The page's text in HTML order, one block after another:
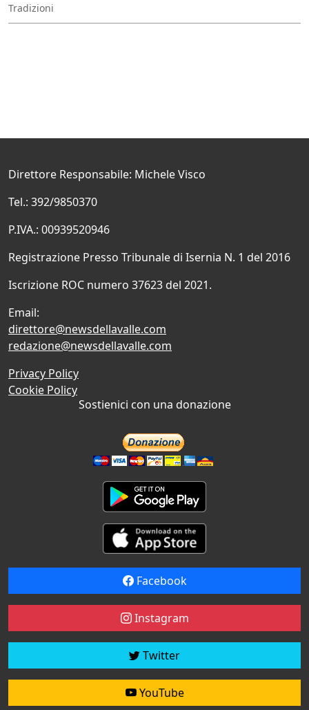
Tradizioni
Direttore Responsabile: Michele Visco
Tel.: 392/9850370
P.IVA.: 00939520946
Registrazione Presso Tribunale di Isernia N. 1 del 2016
Iscrizione ROC numero 37623 del 2021.
Email:
direttore@newsdellavalle.com
redazione@newsdellavalle.com
Privacy Policy
Cookie Policy
Sostienici con una donazione
Facebook
Instagram
Twitter
YouTube